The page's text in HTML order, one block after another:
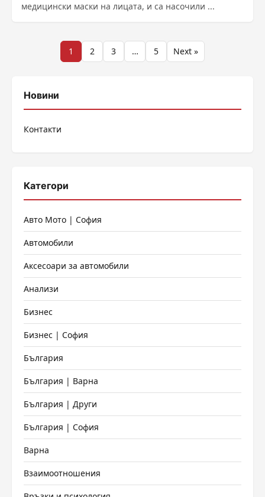
медицински маски на лицата, и са насочили ...
Разделяне
публикациите
1 2 3 … 5 Next »
Новини
Контакти
Категори
Авто Мото | София
Автомобили
Аксесоари за автомобили
Анализи
Бизнес
Бизнес | София
България
България | Варна
България | Други
България | София
Варна
Взаимоотношения